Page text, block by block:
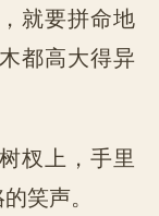
就要拼命地
都高大得异
杈上，手里
笑声。